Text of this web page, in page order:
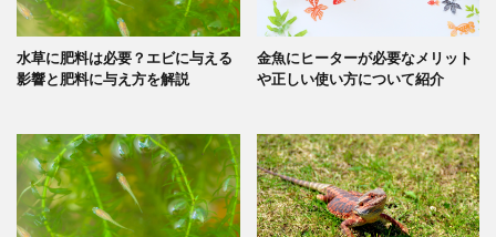
水草に肥料は必要？エビに与える
影響と肥料に与え方を解説
金魚にヒーターが必要なメリット
や正しい使い方について紹介